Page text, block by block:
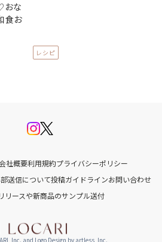
おな
食お
レシピ
社概要利用規約プライバシーポリシー
送信について投稿ガイドラインお問い合わせ
リースや新商品のサンプル送付
Inc. and Logo Design by artless, Inc.